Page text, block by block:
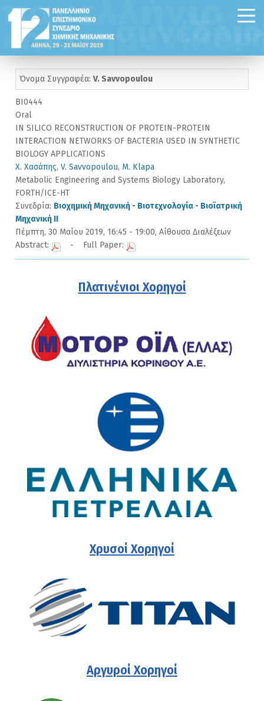
Όνομα Συγγραφέα: V. Savvopoulou
BI0444
Oral
IN SILICO RECONSTRUCTION OF PROTEIN-PROTEIN
INTERACTION NETWORKS OF BACTERIA USED IN SYNTHETIC
BIOLOGY APPLICATIONS
Χ. Χασάπης, V. Savvopoulou, M. Klapa
Metabolic Engineering and Systems Biology Laboratory,
FORTH/ICE-HT
Συνεδρία: Βιοχημική Μηχανική - Βιοτεχνολογία - Βιοϊατρική
Μηχανική II
Πέμπτη, 30 Μαίου 2019, 16:45 - 19:00, Αίθουσα Διαλέξεων
Abstract:
- Full Paper:
Πλατινένιοι Χορηγοί
Χρυσοί Χορηγοί
Αργυροί Χορηγοί